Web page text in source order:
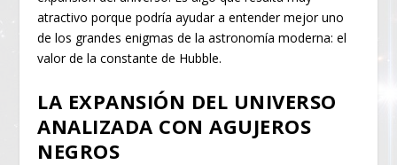
atractivo porque podría ayudar a entender mejor uno
de los grandes enigmas de la astronomía moderna: el
valor de la constante de Hubble.
LA EXPANSIÓN DEL UNIVERSO
ANALIZADA CON AGUJEROS
NEGROS